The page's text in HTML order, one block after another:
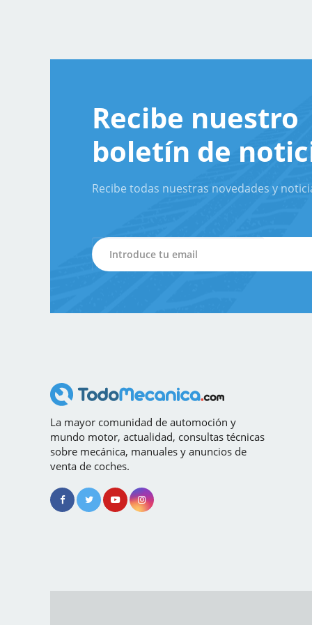
Recibe nuestro
boletín de
Recibe todas nuestras novedades y
La mayor comunidad de automoción y
mundo motor, actualidad, consultas técnicas
sobre mecánica, manuales y anuncios de
venta de coches.